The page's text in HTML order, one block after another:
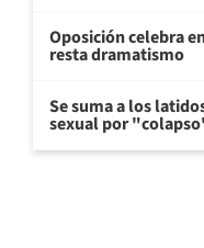
Oposición celebra
resta dramatismo
Se suma a los
sexual por